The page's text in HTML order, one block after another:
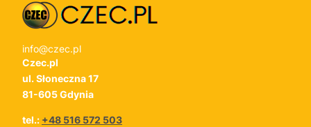
info@czec.pl
Czec.pl
ul. Słoneczna 17
81-605 Gdynia
tel.: +48 516 572 503